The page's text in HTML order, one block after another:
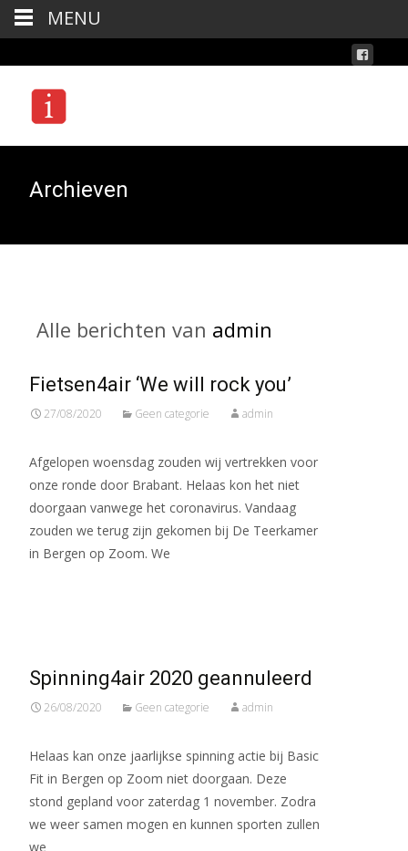
Archieven
Alle berichten van admin
Fietsen4air ‘We will rock you’
27/08/2020 Geen categorie admin
Afgelopen woensdag zouden wij vertrekken voor
onze ronde door Brabant. Helaas kon het niet
doorgaan vanwege het coronavirus. Vandaag
zouden we terug zijn gekomen bij De Teerkamer
in Bergen op Zoom. We
Spinning4air 2020 geannuleerd
26/08/2020 Geen categorie admin
Helaas kan onze jaarlijkse spinning actie bij Basic
Fit in Bergen op Zoom niet doorgaan. Deze
stond gepland voor zaterdag 1 november. Zodra
we weer samen mogen en kunnen sporten zullen
we
MENU